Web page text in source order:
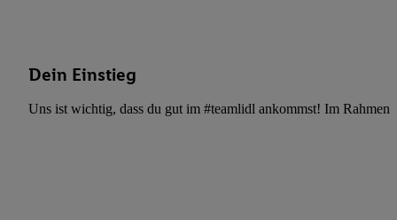
Dein Einstieg
Uns ist wichtig, dass du gut im #teamlidl ankommst! Im Rahmen